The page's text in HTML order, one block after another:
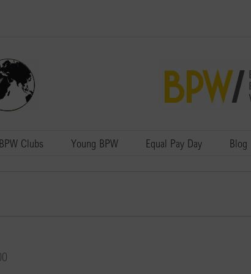
BPW Clubs Young BPW Equal Pay Day Blog